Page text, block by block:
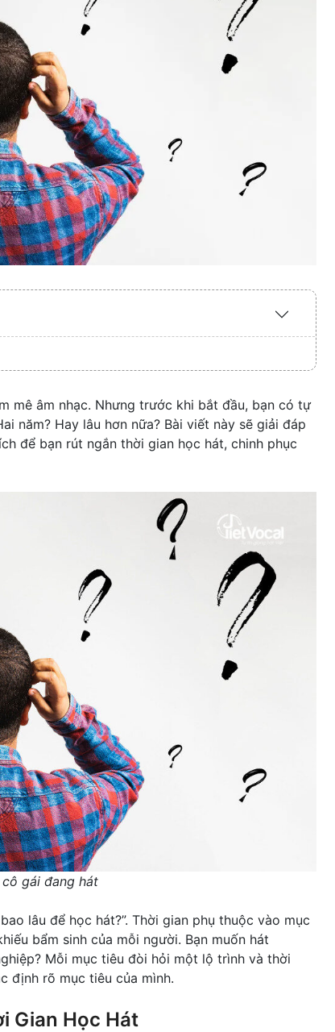
Expand
Collapse
mê âm nhạc. Nhưng trước khi bắt đầu, bạn có tự
năm? Hay lâu hơn nữa? Bài viết này sẽ giải đáp
để bạn rút ngắn thời gian học hát, chinh phục
gái đang hát
lâu để học hát?”. Thời gian phụ thuộc vào mục
bẩm sinh của mỗi người. Bạn muốn hát
Mỗi mục tiêu đòi hỏi một lộ trình và thời
định rõ mục tiêu của mình.
Gian Học Hát